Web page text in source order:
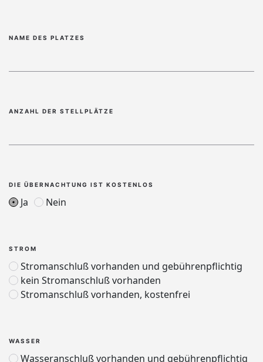
NAME DES PLATZES
ANZAHL DER STELLPLÄTZE
DIE ÜBERNACHTUNG IST KOSTENLOS
Ja Nein
STROM
Stromanschluß vorhanden und gebührenpflichtig
kein Stromanschluß vorhanden
Stromanschluß vorhanden, kostenfrei
WASSER
Wasseranschluß vorhanden und gebührenpflichtig